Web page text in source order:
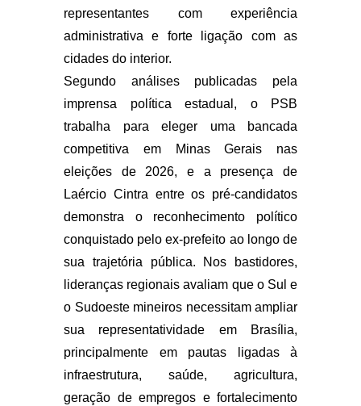
representantes com experiência
administrativa e forte ligação com as
cidades do interior.
Segundo análises publicadas pela
imprensa política estadual, o PSB
trabalha para eleger uma bancada
competitiva em Minas Gerais nas
eleições de 2026, e a presença de
Laércio Cintra entre os pré-candidatos
demonstra o reconhecimento político
conquistado pelo ex-prefeito ao longo de
sua trajetória pública. Nos bastidores,
lideranças regionais avaliam que o Sul e
o Sudoeste mineiros necessitam ampliar
sua representatividade em Brasília,
principalmente em pautas ligadas à
infraestrutura, saúde, agricultura,
geração de empregos e fortalecimento